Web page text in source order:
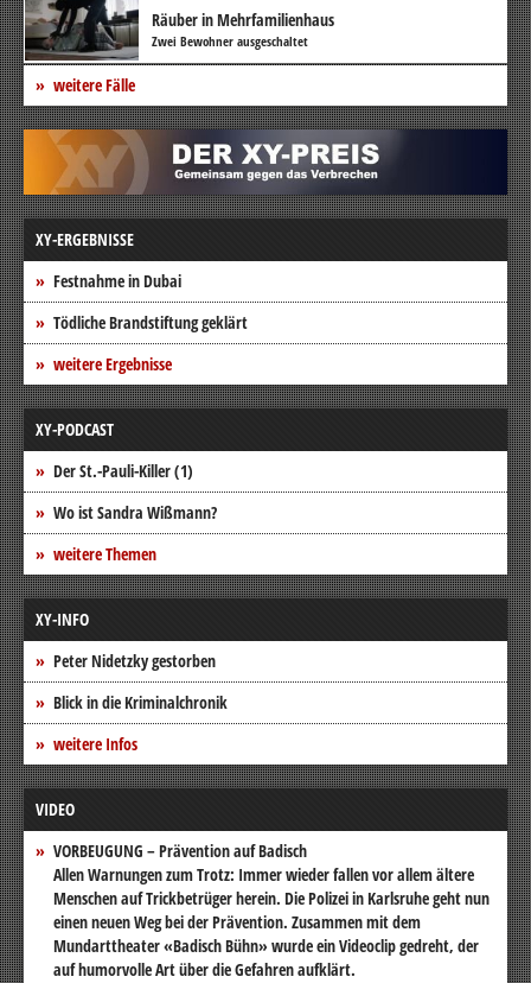
Räuber in Mehrfamilienhaus
Zwei Bewohner ausgeschaltet
weitere Fälle
XY-ERGEBNISSE
Festnahme in Dubai
Tödliche Brandstiftung geklärt
weitere Ergebnisse
XY-PODCAST
Der St.-Pauli-Killer (1)
Wo ist Sandra Wißmann?
weitere Themen
XY-INFO
Peter Nidetzky gestorben
Blick in die Kriminalchronik
weitere Infos
VIDEO
VORBEUGUNG – Prävention auf Badisch
Allen Warnungen zum Trotz: Immer wieder fallen vor allem ältere
Menschen auf Trickbetrüger herein. Die Polizei in Karlsruhe geht nun
einen neuen Weg bei der Prävention. Zusammen mit dem
Mundarttheater «Badisch Bühn» wurde ein Videoclip gedreht, der
auf humorvolle Art über die Gefahren aufklärt.